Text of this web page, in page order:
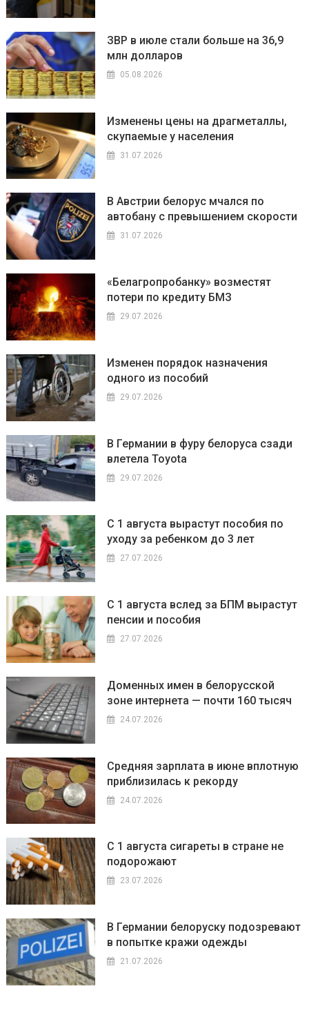
ЗВР в июле стали больше на 36,9
млн долларов
05.08.2026
Изменены цены на драгметаллы,
скупаемые у населения
31.07.2026
В Австрии белорус мчался по
автобану с превышением скорости
31.07.2026
«Белагропробанку» возместят
потери по кредиту БМЗ
29.07.2026
Изменен порядок назначения
одного из пособий
29.07.2026
В Германии в фуру белоруса сзади
влетела Toyota
29.07.2026
С 1 августа вырастут пособия по
уходу за ребенком до 3 лет
27.07.2026
С 1 августа вслед за БПМ вырастут
пенсии и пособия
27.07.2026
Доменных имен в белорусской
зоне интернета — почти 160 тысяч
24.07.2026
Средняя зарплата в июне вплотную
приблизилась к рекорду
24.07.2026
С 1 августа сигареты в стране не
подорожают
23.07.2026
В Германии белоруску подозревают
в попытке кражи одежды
21.07.2026